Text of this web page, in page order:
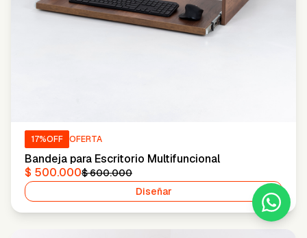
17%OFF OFERTA
Bandeja para Escritorio Multifuncional
$ 500.000$ 600.000
Diseñar